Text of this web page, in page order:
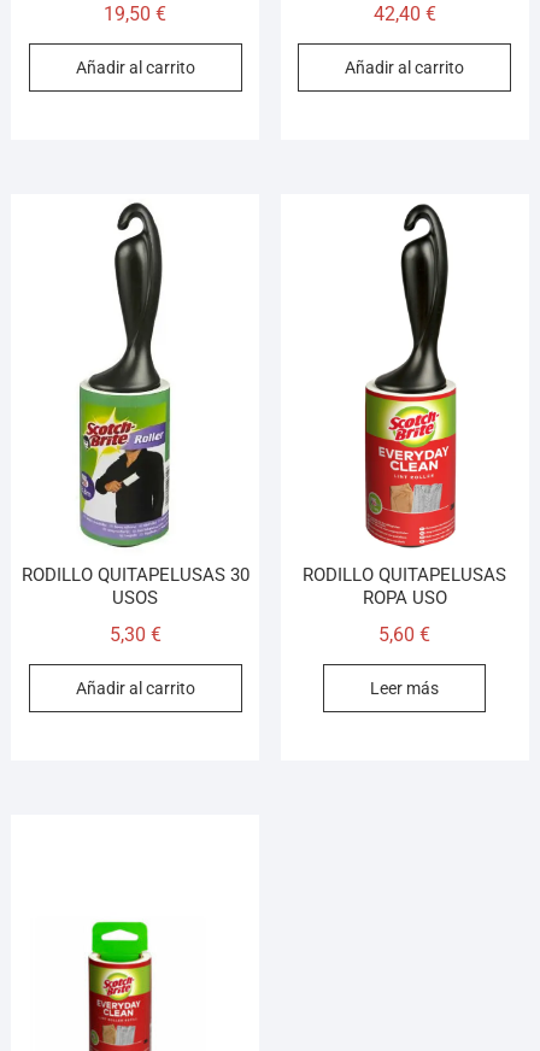
19,50€
Añadir al carrito
42,40 €
Añadir al carrito
RODILLO QUITAPELUSAS 30
USOS
5,30 €
Añadir al carrito
RODILLO QUITAPELUSAS
ROPA USO
5,60€
Leer más